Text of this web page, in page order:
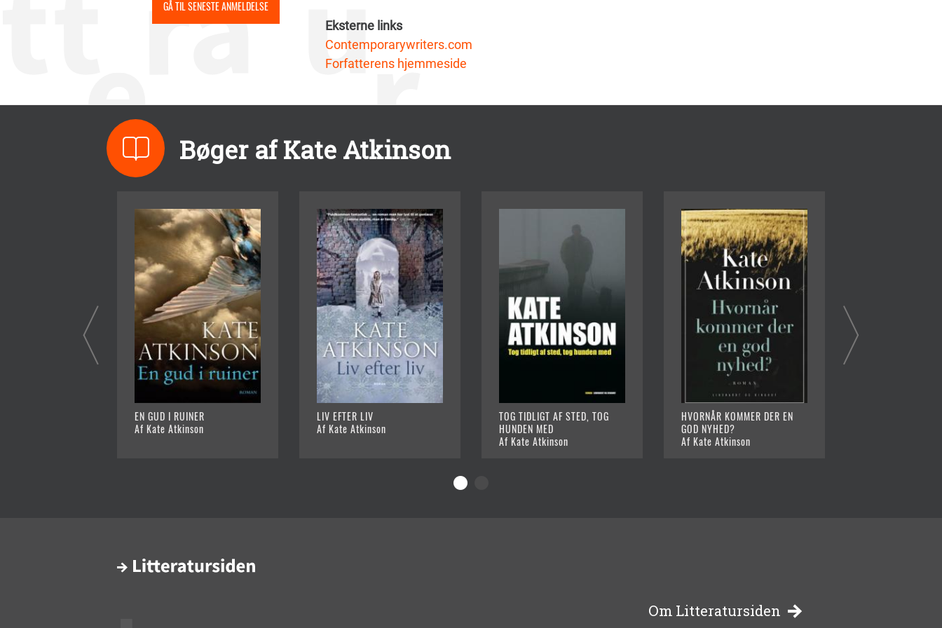
GÅ TIL SENESTE ANMELDELSE
Eksterne links
Contemporarywriters.com
Forfatterens hjemmeside
Bøger af Kate Atkinson
EN GUD I RUINER
Af Kate Atkinson
LIV EFTER LIV
Af Kate Atkinson
TOG TIDLIGT AF STED, TOG
HUNDEN MED
Af Kate Atkinson
HVORNÅR KOMMER DER EN
GOD NYHED?
Af Kate Atkinson
Om Litteratursiden